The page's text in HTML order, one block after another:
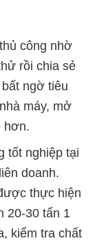
công nhờ
rồi chia sẻ
ngờ tiêu
máy, mở
hơn.
tốt nghiệp tại
doanh.
thực hiện
20-30 tấn 1
kiểm tra chất